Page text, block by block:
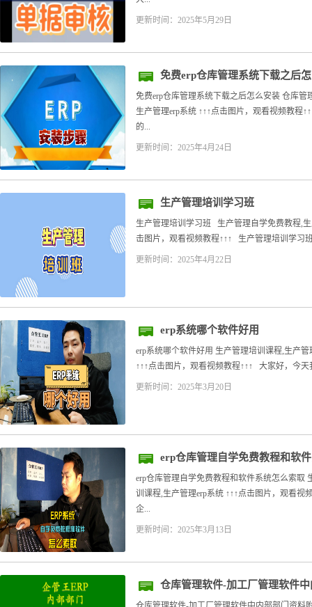
更新时间：2025年5月29日
免费erp仓库管理系统下载之后
免费erp仓库管理系统下载之后怎么安装 仓库
生产管理erp系统 ↑↑↑点击图片，观看视频教程
的...
更新时间：2025年4月24日
生产管理培训学习班
生产管理培训学习班 生产管理自学免费教程,
击图片，观看视频教程↑↑↑ 生产管理培训学习
更新时间：2025年4月22日
erp系统哪个软件好用
erp系统哪个软件好用 生产管理培训课程,生产
↑↑↑点击图片，观看视频教程↑↑↑ 大家好，今
更新时间：2025年3月20日
erp仓库管理自学免费教程和软
erp仓库管理自学免费教程和软件系统怎么索取
训课程,生产管理erp系统 ↑↑↑点击图片，观看
企...
更新时间：2025年3月13日
仓库管理软件-加工厂管理软件
方法